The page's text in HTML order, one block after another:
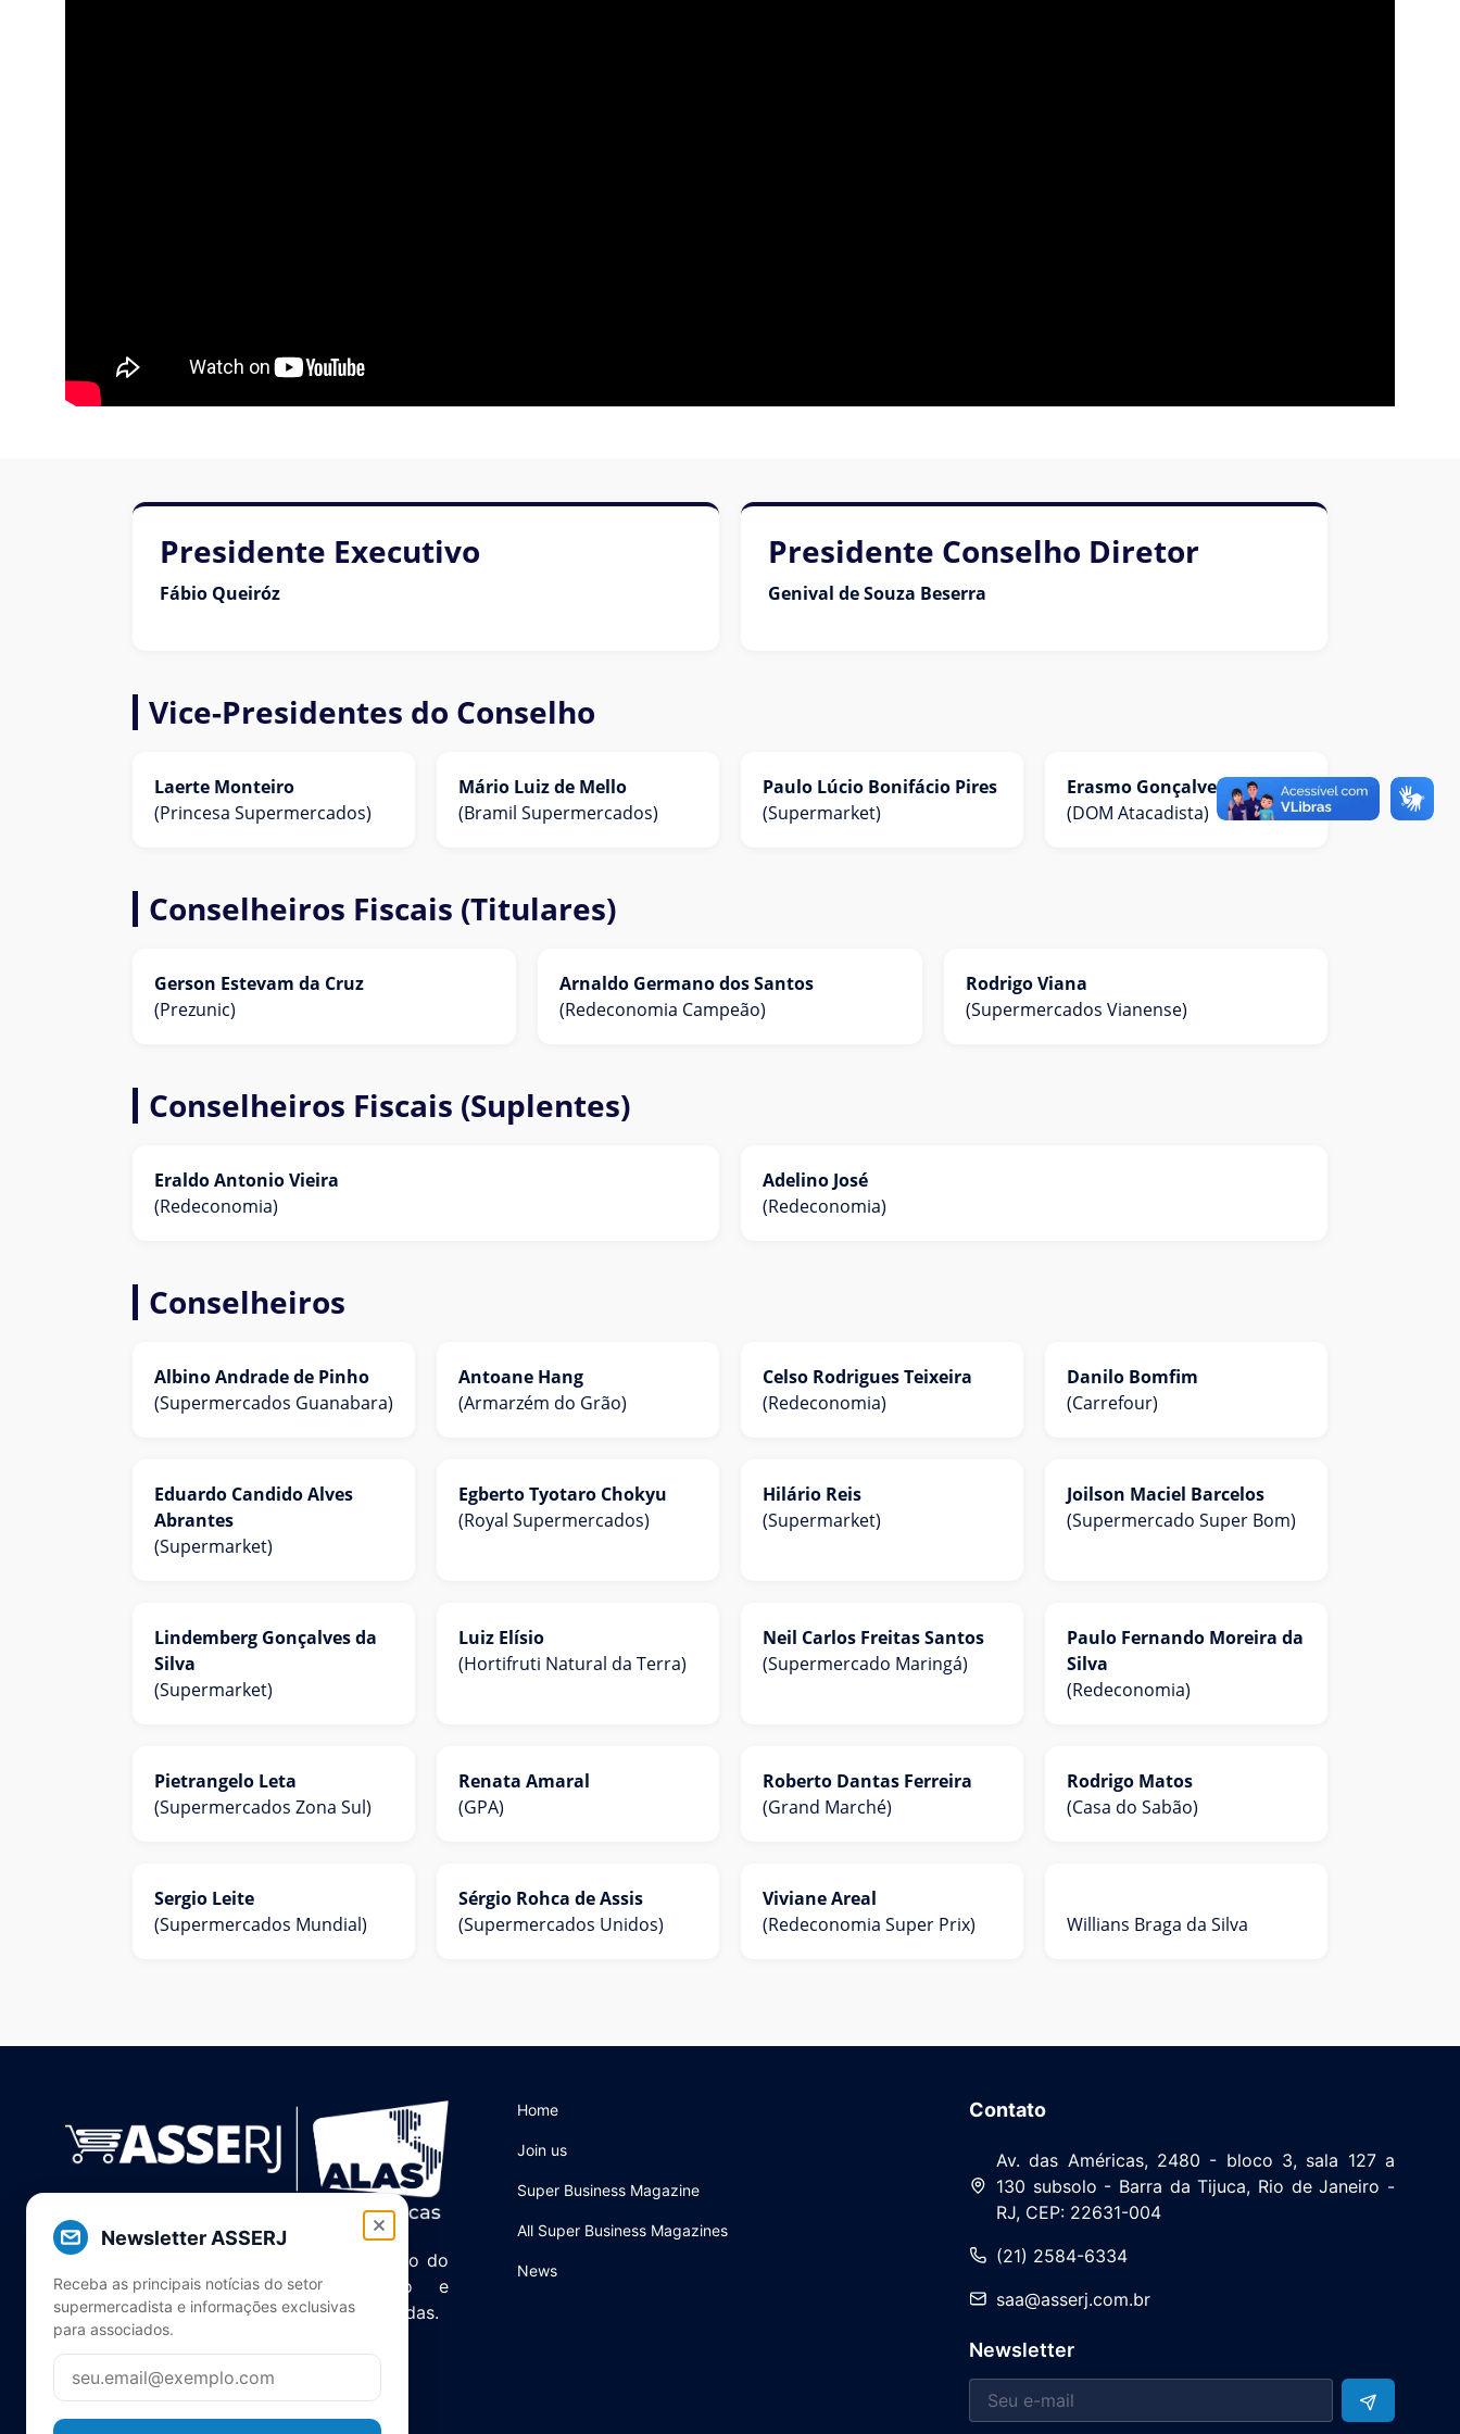
Presidente Executivo
Fábio Queiróz
Presidente Conselho Diretor
Genival de Souza Beserra
Vice-Presidentes do Conselho
Laerte Monteiro
(Princesa Supermercados)
Mário Luiz de Mello
(Bramil Supermercados)
Paulo Lúcio Bonifácio Pires
(Supermarket)
Erasmo Gonçalves da Silva
(DOM Atacadista)
Conselheiros Fiscais (Titulares)
Gerson Estevam da Cruz
(Prezunic)
Arnaldo Germano dos Santos
(Redeconomia Campeão)
Rodrigo Viana
(Supermercados Vianense)
Conselheiros Fiscais (Suplentes)
Eraldo Antonio Vieira
(Redeconomia)
Adelino José
(Redeconomia)
Conselheiros
Albino Andrade de Pinho
(Supermercados Guanabara)
Antoane Hang
(Armarzém do Grão)
Celso Rodrigues Teixeira
(Redeconomia)
Danilo Bomfim
(Carrefour)
Eduardo Candido Alves
Abrantes
(Supermarket)
Egberto Tyotaro Chokyu
(Royal Supermercados)
Hilário Reis
(Supermarket)
Joilson Maciel Barcelos
(Supermercado Super Bom)
Lindemberg Gonçalves da
Silva
(Supermarket)
Luiz Elísio
(Hortifruti Natural da Terra)
Neil Carlos Freitas Santos
(Supermercado Maringá)
Paulo Fernando Moreira da
Silva
(Redeconomia)
Pietrangelo Leta
(Supermercados Zona Sul)
Renata Amaral
(GPA)
Roberto Dantas Ferreira
(Grand Marché)
Rodrigo Matos
(Casa do Sabão)
Sergio Leite
(Supermercados Mundial)
Sérgio Rohca de Assis
(Supermercados Unidos)
Viviane Areal
(Redeconomia Super Prix)
Willians Braga da Silva
Newsletter ASSERJ
Receba as principais notícias do setor
supermercadista e informações exclusivas
para associados.
Associação de Supermercados do Estado do
Rio de Janeiro. Unindo, servindo e
representando o setor há mais de 5 décadas.
Home
Join us
Super Business Magazine
All Super Business Magazines
News
Contato
Av. das Américas, 2480 - bloco 3, sala 127 a
130 subsolo - Barra da Tijuca, Rio de Janeiro -
RJ, CEP: 22631-004
(21) 2584-6334
saa@asserj.com.br
Newsletter